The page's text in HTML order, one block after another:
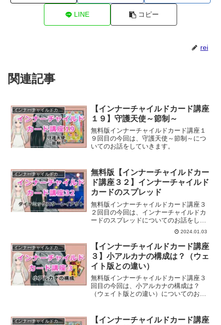
LINE コピー
rei
関連記事
インナーチャイルドカード講座
【インナーチャイルドカード講座
１９】守護天使～節制～
無料版インナーチャイルドカード講座１
９回目の今回は、守護天使～節制～につ
いてのお話をしていきます。
インナーチャイルドカード講座
無料版【インナーチャイルドカー
ド講座３２】インナーチャイルド
カードのスプレッド
無料版インナーチャイルドカード講座３
２回目の今回は、インナーチャイルドカ
ードのスプレッドについてのお話をして
2024.01.03
インナーチャイルドカード講座
【インナーチャイルドカード講座
３】小アルカナの構成は？（ウェ
イト版との違い）
無料版インナーチャイルドカード講座３
回目の今回は、小アルカナの構成は？
（ウェイト版との違い）についてのお話
インナーチャイルドカード講座
【インナーチャイルドカード講座